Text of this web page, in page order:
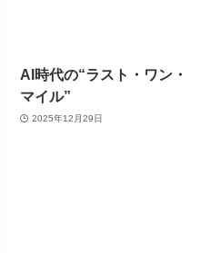
AI時代の“ラスト・ワン・
マイル”
2025年12月29日